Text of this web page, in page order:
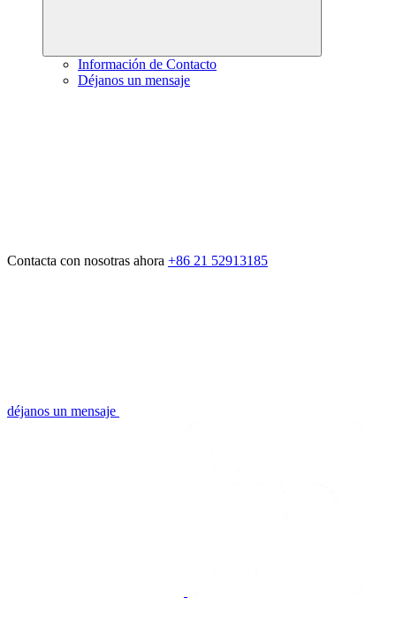
Información de Contacto
Déjanos un mensaje
Contacta con nosotras ahora +86 21 52913185
déjanos un mensaje